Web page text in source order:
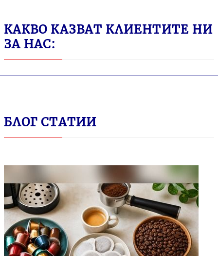
КАКВО КАЗВАТ КЛИЕНТИТЕ НИ
ЗА НАС:
БЛОГ СТАТИИ